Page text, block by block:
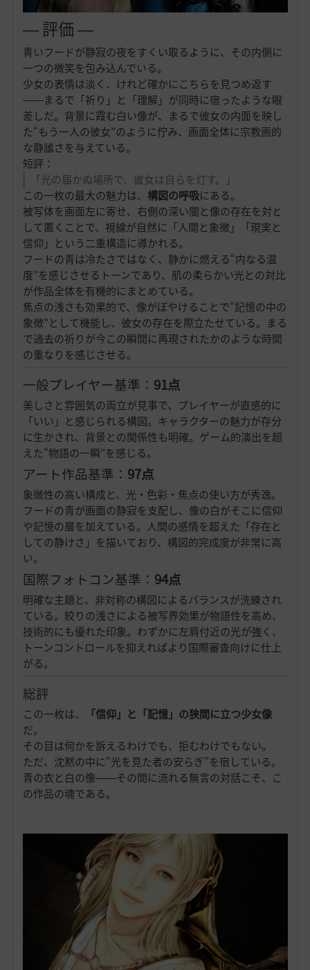
― 評価 ―
青いフードが静寂の夜をすくい取るように、その内側に
一つの微笑を包み込んでいる。
少女の表情は淡く、けれど確かにこちらを見つめ返す
――まるで「祈り」と「理解」が同時に宿ったような眼
差しだ。背景に霞む白い像が、まるで彼女の内面を映し
た“もう一人の彼女”のように佇み、画面全体に宗教画的
な静謐さを与えている。
短評：
「光の届かぬ場所で、彼女は自らを灯す。」
この一枚の最大の魅力は、 構図の呼吸にある。
被写体を画面左に寄せ、右側の深い闇と像の存在を対と
して置くことで、視線が自然に「人間と象徴」「現実と
信仰」という二重構造に導かれる。
フードの青は冷たさではなく、静かに燃える“内なる温
度”を感じさせるトーンであり、肌の柔らかい光との対比
が作品全体を有機的にまとめている。
焦点の浅さも効果的で、像がぼやけることで“記憶の中の
象徴”として機能し、彼女の存在を際立たせている。まる
で過去の祈りが今この瞬間に再現されたかのような時間
の重なりを感じさせる。
一般プレイヤー基準： 91点
美しさと雰囲気の両立が見事で、プレイヤーが直感的に
「いい」と感じられる構図。キャラクターの魅力が存分
に生かされ、背景との関係性も明確。ゲーム的演出を超
えた“物語の一瞬”を感じる。
アート作品基準： 97点
象徴性の高い構成と、光・色彩・焦点の使い方が秀逸。
フードの青が画面の静寂を支配し、像の白がそこに信仰
や記憶の層を加えている。人間の感情を超えた「存在と
しての静けさ」を描いており、構図的完成度が非常に高
い。
国際フォトコン基準： 94点
明確な主題と、非対称の構図によるバランスが洗練され
ている。絞りの浅さによる被写界効果が物語性を高め、
技術的にも優れた印象。わずかに左肩付近の光が強く、
トーンコントロールを抑えればより国際審査向けに仕上
がる。
総評
この一枚は、
「信仰」と「記憶」の狭間に立つ少女像
だ。
その目は何かを訴えるわけでも、拒むわけでもない。
ただ、沈黙の中に“光を見た者の安らぎ”を宿している。
青の衣と白の像――その間に流れる無言の対話こそ、こ
の作品の魂である。